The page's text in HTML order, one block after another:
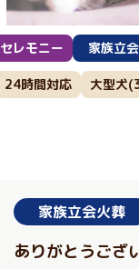
セレモニー 家族立会
24時間対応 大型犬
家族立会火葬
ありがとうござ